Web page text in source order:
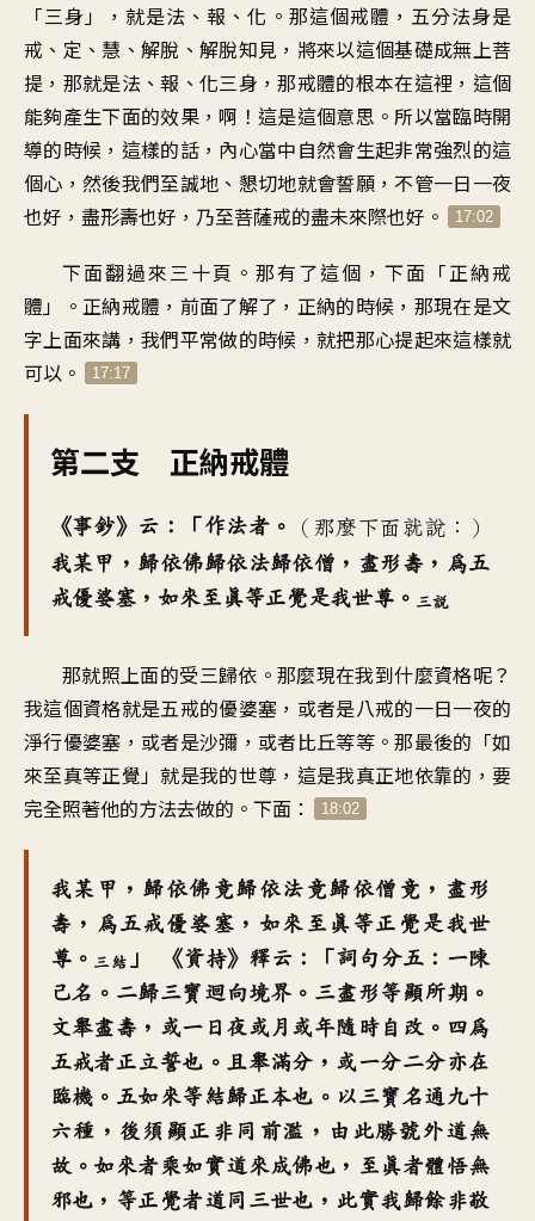
「三身」，就是法、報、化。那這個戒體，五分法身是
戒、定、慧、解脫、解脫知見，將來以這個基礎成無上菩
提，那就是法、報、化三身，那戒體的根本在這裡，這個
能夠產生下面的效果，啊！這是這個意思。所以當臨時開
導的時候，這樣的話，內心當中自然會生起非常強烈的這
個心，然後我們至誠地、懇切地就會誓願，不管一日一夜
也好，盡形壽也好，乃至菩薩戒的盡未來際也好。
17:02
下面翻過來三十頁。那有了這個，下面「正納戒
體」。正納戒體，前面了解了，正納的時候，那現在是文
字上面來講，我們平常做的時候，就把那心提起來這樣就
可以。
17:17
第二支 正納戒體
《事鈔》云：「作法者。 （那麼下面就說：）
我某甲，歸依佛歸依法歸依僧，盡形壽，為五
戒優婆塞，如來至真等正覺是我世尊。 三說
那就照上面的受三歸依。那麼現在我到什麼資格呢？
我這個資格就是五戒的優婆塞，或者是八戒的一日一夜的
淨行優婆塞，或者是沙彌，或者比丘等等。那最後的「如
來至真等正覺」就是我的世尊，這是我真正地依靠的，要
完全照著他的方法去做的。下面：
18:02
我某甲，歸依佛竟歸依法竟歸依僧竟，盡形
壽，為五戒優婆塞，如來至真等正覺是我世
尊。 三結 」 《資持》釋云：「詞句分五：一陳
己名。二歸三寶迴向境界。三盡形等顯所期。
文舉盡壽，或一日夜或月或年隨時自改。四為
五戒者正立誓也。且舉滿分，或一分二分亦在
臨機。五如來等結歸正本也。以三寶名通九十
六種，後須顯正非同前濫，由此勝號外道無
故。如來者乘如實道來成佛也，至真者體悟無
邪也，等正覺者道同三世也，此實我歸餘非敬